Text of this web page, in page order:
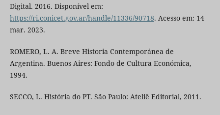
Digital. 2016. Disponível em:
https://ri.conicet.gov.ar/handle/11336/90718. Acesso em: 14
mar. 2023.
ROMERO, L. A. Breve Historia Contemporánea de
Argentina. Buenos Aires: Fondo de Cultura Económica,
1994.
SECCO, L. História do PT. São Paulo: Ateliê Editorial, 2011.